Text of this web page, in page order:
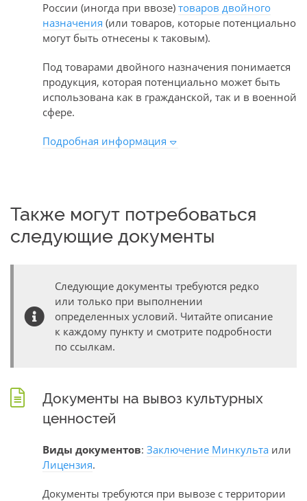
России (иногда при ввозе) товаров двойного
назначения (или товаров, которые потенциально
могут быть отнесены к таковым).
Под товарами двойного назначения понимается
продукция, которая потенциально может быть
использована как в гражданской, так и в военной
сфере.
Подробная информация
Также могут потребоваться
следующие документы
Следующие документы требуются редко
или только при выполнении
определенных условий. Читайте описание
к каждому пункту и смотрите подробности
по ссылкам.
Документы на вывоз культурных
ценностей
Виды документов: Заключение Минкульта или
Лицензия.
Документы требуются при вывозе с территории